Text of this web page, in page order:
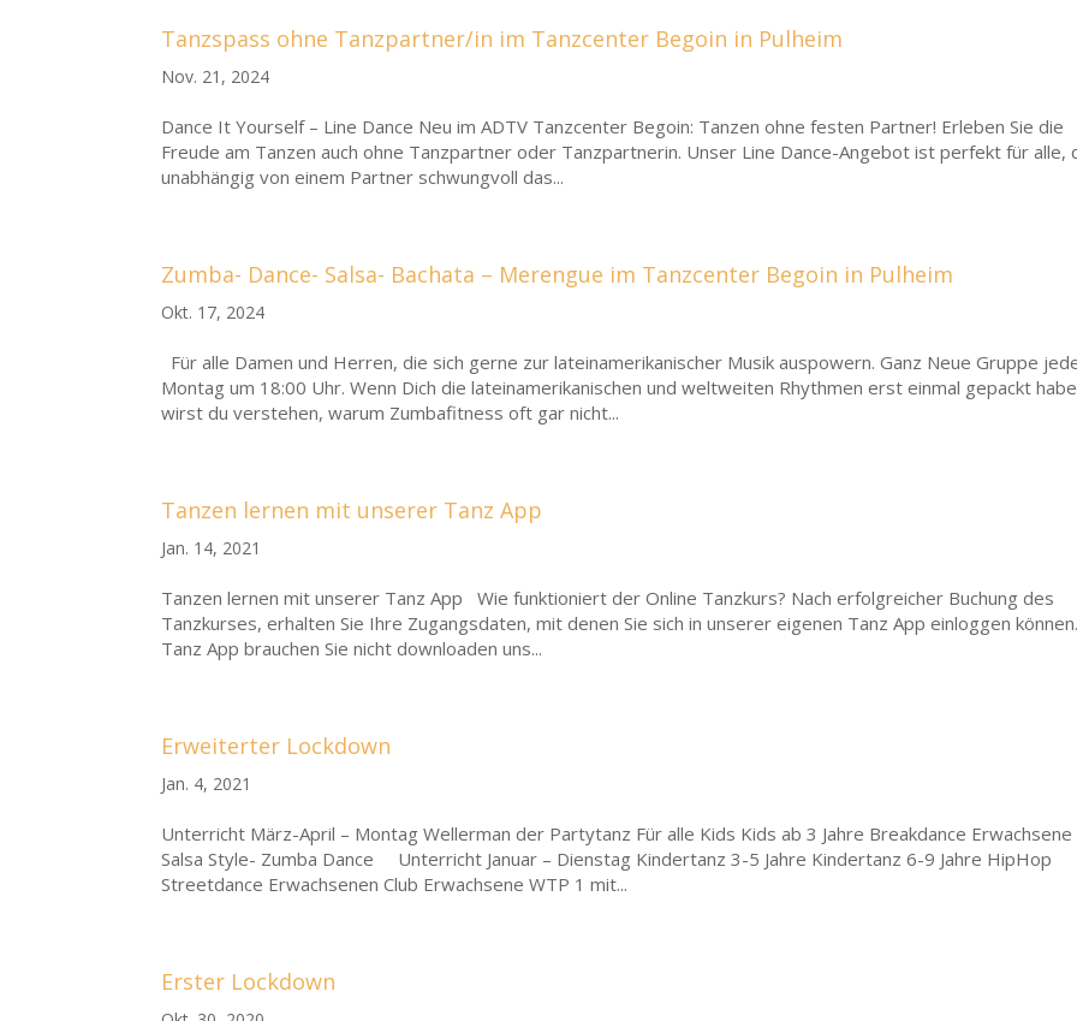
Tanzspass ohne Tanzpartner/in im Tanzcenter Begoin in Pulheim
Nov. 21, 2024
Dance It Yourself – Line Dance Neu im ADTV Tanzcenter Begoin: Tanzen ohne festen Partner! Erleben Sie die
Freude am Tanzen auch ohne Tanzpartner oder Tanzpartnerin. Unser Line Dance-Angebot ist perfekt für alle,
unabhängig von einem Partner schwungvoll das...
Zumba- Dance- Salsa- Bachata – Merengue im Tanzcenter Begoin in Pulheim
Okt. 17, 2024
Für alle Damen und Herren, die sich gerne zur lateinamerikanischer Musik auspowern. Ganz Neue Gruppe
Montag um 18:00 Uhr. Wenn Dich die lateinamerikanischen und weltweiten Rhythmen erst einmal gepackt
wirst du verstehen, warum Zumbafitness oft gar nicht...
Tanzen lernen mit unserer Tanz App
Jan. 14, 2021
Tanzen lernen mit unserer Tanz App Wie funktioniert der Online Tanzkurs? Nach erfolgreicher Buchung des
Tanzkurses, erhalten Sie Ihre Zugangsdaten, mit denen Sie sich in unserer eigenen Tanz App einloggen
Tanz App brauchen Sie nicht downloaden uns...
Erweiterter Lockdown
Jan. 4, 2021
Unterricht März-April – Montag Wellerman der Partytanz Für alle Kids Kids ab 3 Jahre Breakdance Erwachsene
Salsa Style- Zumba Dance Unterricht Januar – Dienstag Kindertanz 3-5 Jahre Kindertanz 6-9 Jahre HipHop
Streetdance Erwachsenen Club Erwachsene WTP 1 mit...
Erster Lockdown